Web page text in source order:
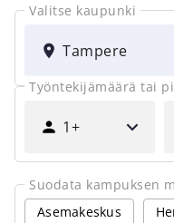
Valitse kaupunki
KAUPUNKITampere
Työntekijämäärä tai
MONELLE
HENKILÖLLE?
1+
Suodata kampuksen
Asemakeskus